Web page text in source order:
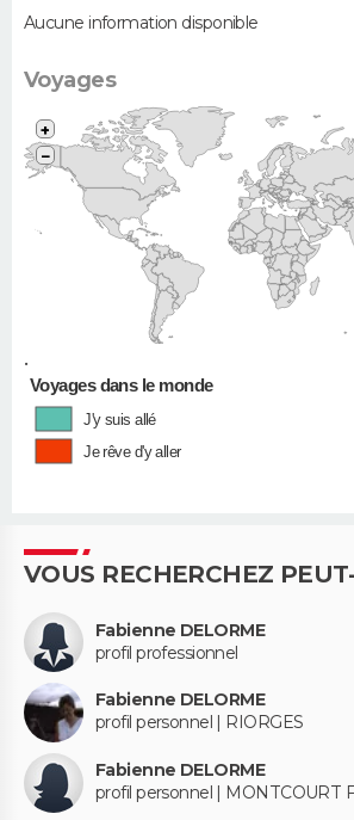
Aucune information disponible
Voyages
•
+
−
Voyages dans le monde
J'y suis allé
Je rêve d'y aller
VOUS RECHERCHEZ
Fabienne DELORME
profil professionnel
Fabienne DELORME
profil personnel | RIORGES
Fabienne DELORME
profil personnel | MONTCOURT